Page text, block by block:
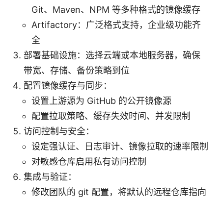
Git、Maven、NPM 等多种格式的镜像缓存
Artifactory：广泛格式支持，企业级功能齐
全
部署基础设施：选择云端或本地服务器，确保
带宽、存储、备份策略到位
配置镜像缓存与同步：
设置上游源为 GitHub 的公开镜像源
配置拉取策略、缓存失效时间、并发限制
访问控制与安全：
设定强认证、日志审计、镜像拉取的速率限制
对敏感仓库启用私有访问控制
集成与验证：
修改团队的 git 配置，将默认的远程仓库指向